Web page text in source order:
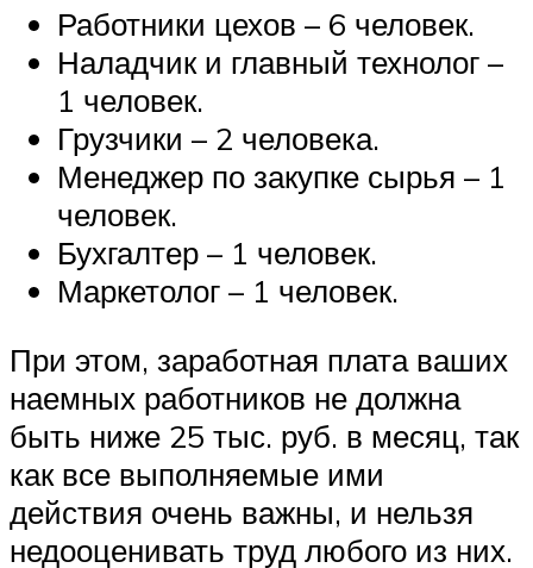
Работники цехов – 6 человек.
Наладчик и главный технолог –
1 человек.
Грузчики – 2 человека.
Менеджер по закупке сырья – 1
человек.
Бухгалтер – 1 человек.
Маркетолог – 1 человек.
При этом, заработная плата ваших
наемных работников не должна
быть ниже 25 тыс. руб. в месяц, так
как все выполняемые ими
действия очень важны, и нельзя
недооценивать труд любого из них.